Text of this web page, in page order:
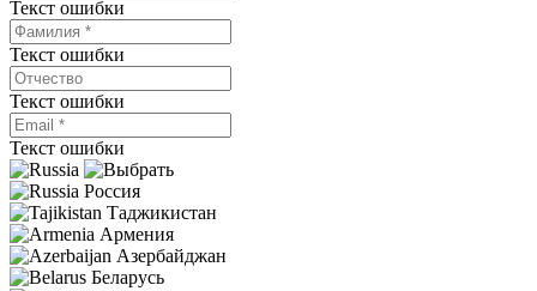
Текст ошибки
Текст ошибки
Текст ошибки
Текст ошибки
Россия
Таджикистан
Армения
Азербайджан
Беларусь